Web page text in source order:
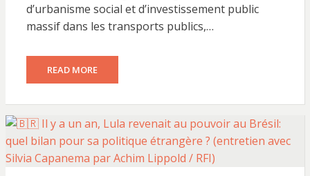
d’urbanisme social et d’investissement public
massif dans les transports publics,…
READ MORE